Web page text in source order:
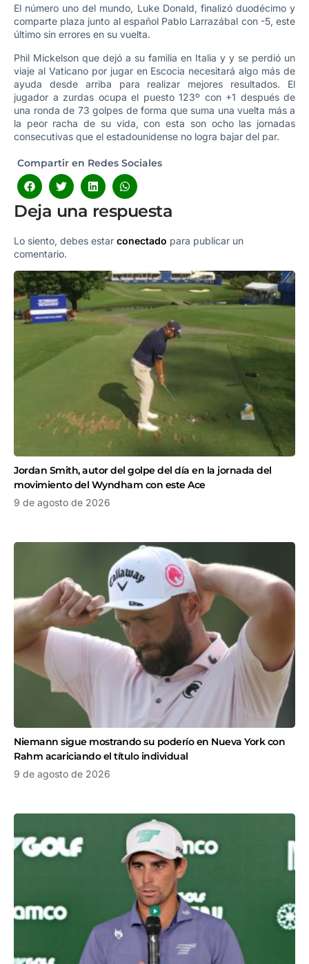
El número uno del mundo, Luke Donald, finalizó duodécimo y
comparte plaza junto al español Pablo Larrazábal con -5, este
último sin errores en su vuelta.
Phil Mickelson que dejó a su familia en Italia y y se perdió un
viaje al Vaticano por jugar en Escocia necesitará algo más de
ayuda desde arriba para realizar mejores resultados. El
jugador a zurdas ocupa el puesto 123º con +1 después de
una ronda de 73 golpes de forma que suma una vuelta más a
la peor racha de su vida, con esta son ocho las jornadas
consecutivas que el estadounidense no logra bajar del par.
Compartir en Redes Sociales
Deja una respuesta
Lo siento, debes estar conectado para publicar un
comentario.
Jordan Smith, autor del golpe del día en la jornada del
movimiento del Wyndham con este Ace
9 de agosto de 2026
Niemann sigue mostrando su poderío en Nueva York con
Rahm acariciando el título individual
9 de agosto de 2026